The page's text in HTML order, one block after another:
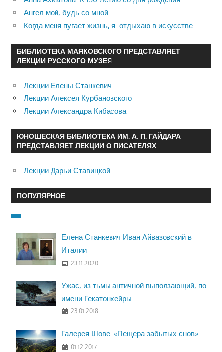
Ангел мой, будь со мной
Когда меня пугает жизнь, я отдыхаю в искусстве …
БИБЛИОТЕКА МАЯКОВСКОГО ПРЕДСТАВЛЯЕТ
ЛЕКЦИИ РУССКОГО МУЗЕЯ
Лекции Елены Станкевич
Лекции Алексея Курбановского
Лекции Александра Кибасова
ЮНОШЕСКАЯ БИБЛИОТЕКА ИМ. А. П. ГАЙДАРА
ПРЕДСТАВЛЯЕТ ЛЕКЦИИ О ПИСАТЕЛЯХ
Лекции Дарьи Ставицкой
ПОПУЛЯРНОЕ
Елена Станкевич Иван Айвазовский в
Италии
23.11.2020
Ужас, из тьмы античной выползающий, по
имени Гекатонхейры
23.01.2018
Галерея Шове. «Пещера забытых снов»
01.12.2017